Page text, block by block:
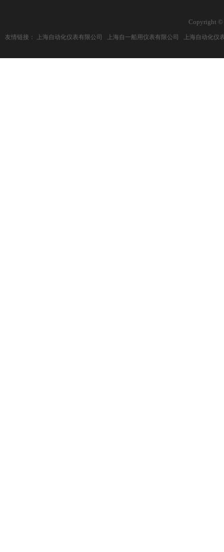
Copyright ©
友情链接： 上海自动化仪表有限公司 上海自一船用仪表有限公司 上海自动化仪